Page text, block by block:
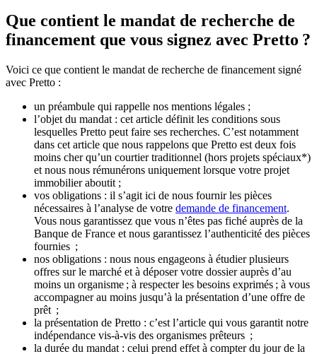
Que contient le mandat de recherche de
financement que vous signez avec Pretto ?
Voici ce que contient le mandat de recherche de financement signé
avec Pretto :
un préambule qui rappelle nos mentions légales ;
l’objet du mandat : cet article définit les conditions sous
lesquelles Pretto peut faire ses recherches. C’est notamment
dans cet article que nous rappelons que Pretto est deux fois
moins cher qu’un courtier traditionnel (hors projets spéciaux*)
et nous nous rémunérons uniquement lorsque votre projet
immobilier aboutit ;
vos obligations : il s’agit ici de nous fournir les pièces
nécessaires à l’analyse de votre demande de financement.
Vous nous garantissez que vous n’êtes pas fiché auprès de la
Banque de France et nous garantissez l’authenticité des pièces
fournies ;
nos obligations : nous nous engageons à étudier plusieurs
offres sur le marché et à déposer votre dossier auprès d’au
moins un organisme ; à respecter les besoins exprimés ; à vous
accompagner au moins jusqu’à la présentation d’une offre de
prêt ;
la présentation de Pretto : c’est l’article qui vous garantit notre
indépendance vis-à-vis des organismes prêteurs ;
la durée du mandat : celui prend effet à compter du jour de la